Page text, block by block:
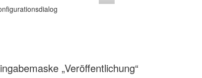
„Veröffentlichung“